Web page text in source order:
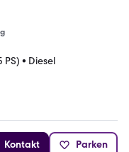
PS) • Diesel
Kontakt Parken